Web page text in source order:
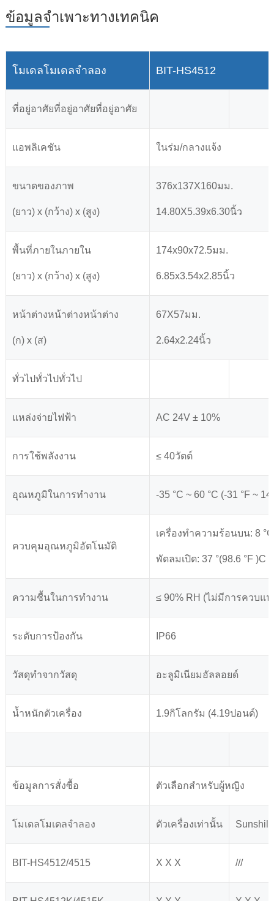
ข้อมูลจำเพาะทางเทคนิค
โมเดลโมเดลจำลอง BIT-HS4512
ที่อยู่อาศัยที่อยู่อาศัยที่อยู่อาศัย
แอพลิเคชัน ในร่ม/กลางแจ้ง
ขนาดของภาพ
(ยาว) x (กว้าง) x (สูง)
376x137X160มม.
14.80X5.39x6.30นิ้ว
พื้นที่ภายในภายใน
(ยาว) x (กว้าง) x (สูง)
174x90x72.5มม.
6.85x3.54x2.85นิ้ว
หน้าต่างหน้าต่างหน้าต่าง
(ก) x (ส)
67X57มม.
2.64x2.24นิ้ว
ทั่วไปทั่วไปทั่วไป
แหล่งจ่ายไฟฟ้า AC 24V ± 10%
การใช้พลังงาน ≤ 40วัตต์
อุณหภูมิในการทำงาน -35 °C ~ 60 °C (-31 °F ~
ควบคุมอุณหภูมิอัตโนมัติ
เครื่องทำความร้อนบน: 8
พัดลมเปิด: 37 °(98.6 °F )C
ความชื้นในการทำงาน ≤ 90% RH (ไม่มีการควบแ
ระดับการป้องกัน IP66
วัสดุทำจากวัสดุ อะลูมิเนียมอัลลอยด์
น้ำหนักตัวเครื่อง 1.9กิโลกรัม (4.19ปอนด์)
ข้อมูลการสั่งซื้อ ตัวเลือกสำหรับผู้หญิง
โมเดลโมเดลจำลอง ตัวเครื่องเท่านั้น
BIT-HS4512/4515 X X X ///